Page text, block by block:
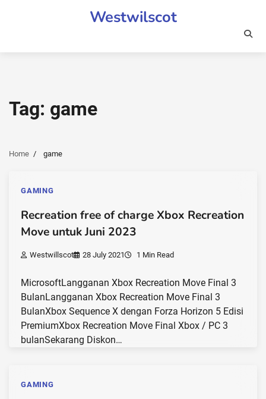
Westwilscot
Tag: game
Home game
GAMING
Recreation free of charge Xbox Recreation
Move untuk Juni 2023
Westwillscot 28 July 2021 1 Min Read
MicrosoftLangganan Xbox Recreation Move Final 3
BulanLangganan Xbox Recreation Move Final 3
BulanXbox Sequence X dengan Forza Horizon 5 Edisi
PremiumXbox Recreation Move Final Xbox / PC 3
bulanSekarang Diskon…
GAMING